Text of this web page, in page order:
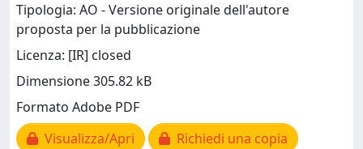
Tipologia: AO - Versione originale dell'autore
proposta per la pubblicazione
Licenza: [IR] closed
Dimensione 305.82 kB
Formato Adobe PDF
Visualizza/Apri
Richiedi una copia